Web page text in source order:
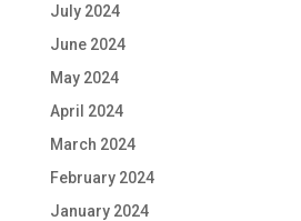
July 2024
June 2024
May 2024
April 2024
March 2024
February 2024
January 2024